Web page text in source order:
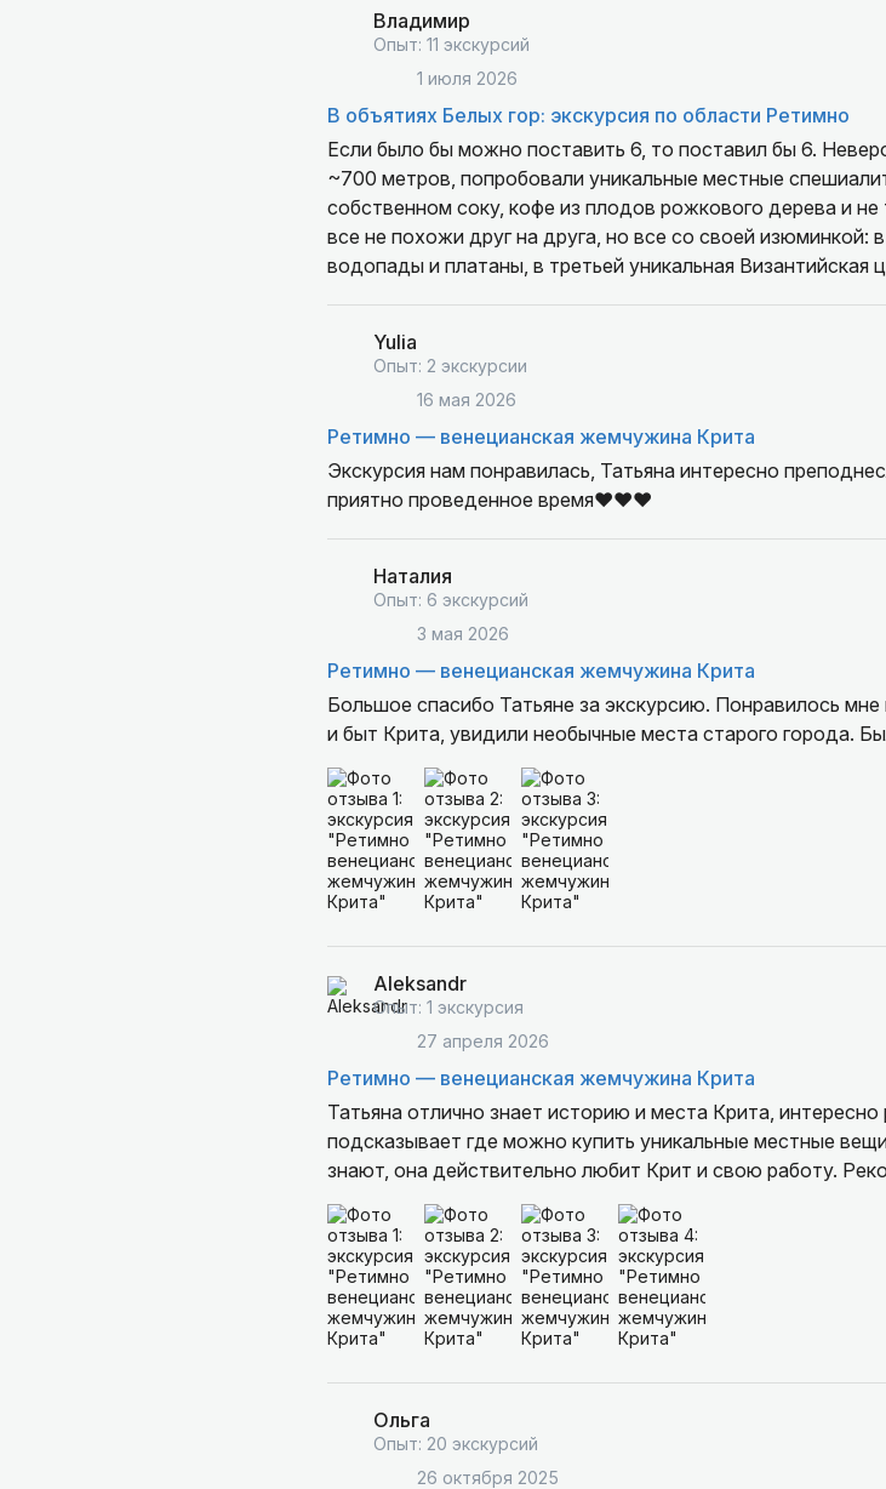
Владимир
Опыт: 11 экскурсий
1 июля 2026
В объятиях Белых гор: экскурсия по области Ретимно
Если было бы можно поставить 6, то поставил бы 6.
~700 метров, попробовали уникальные местные
собственном соку, кофе из плодов рожкового дерева и
все не похожи друг на друга, но все со своей изюминкой:
водопады и платаны, в третьей уникальная Византийская
Yulia
Опыт: 2 экскурсии
16 мая 2026
Ретимно — венецианская жемчужина Крита
Экскурсия нам понравилась, Татьяна интересно
приятно проведенное время❤️❤️❤️
Наталия
Опыт: 6 экскурсий
3 мая 2026
Ретимно — венецианская жемчужина Крита
Большое спасибо Татьяне за экскурсию. Понравилось
и быт Крита, увидили необычные места старого города.
Aleksandr
Опыт: 1 экскурсия
27 апреля 2026
Ретимно — венецианская жемчужина Крита
Татьяна отлично знает историю и места Крита,
подсказывает где можно купить уникальные местные
знают, она действительно любит Крит и свою работу.
Ольга
Опыт: 20 экскурсий
26 октября 2025